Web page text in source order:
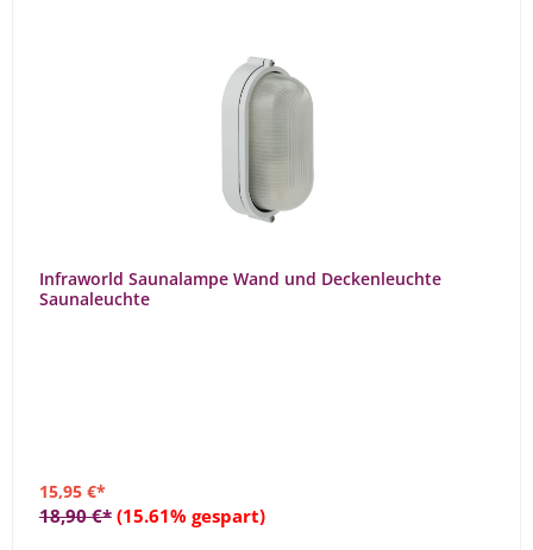
Infraworld Saunalampe Wand und Deckenleuchte
Saunaleuchte
15,95 €*
18,90 €* (15.61% gespart)